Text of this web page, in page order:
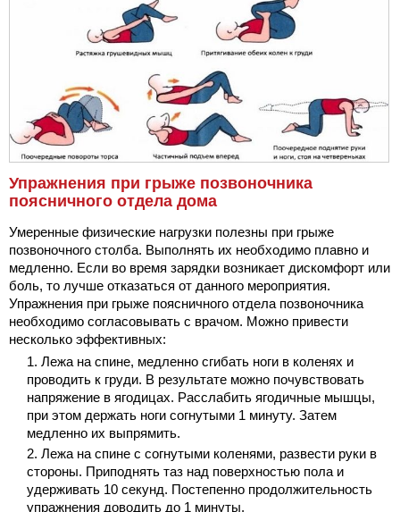
Упражнения при грыже позвоночника
поясничного отдела дома
Умеренные физические нагрузки полезны при грыже
позвоночного столба. Выполнять их необходимо плавно и
медленно. Если во время зарядки возникает дискомфорт или
боль, то лучше отказаться от данного мероприятия.
Упражнения при грыже поясничного отдела позвоночника
необходимо согласовывать с врачом. Можно привести
несколько эффективных:
Лежа на спине, медленно сгибать ноги в коленях и
проводить к груди. В результате можно почувствовать
напряжение в ягодицах. Расслабить ягодичные мышцы,
при этом держать ноги согнутыми 1 минуту. Затем
медленно их выпрямить.
Лежа на спине с согнутыми коленями, развести руки в
стороны. Приподнять таз над поверхностью пола и
удерживать 10 секунд. Постепенно продолжительность
упражнения доводить до 1 минуты.